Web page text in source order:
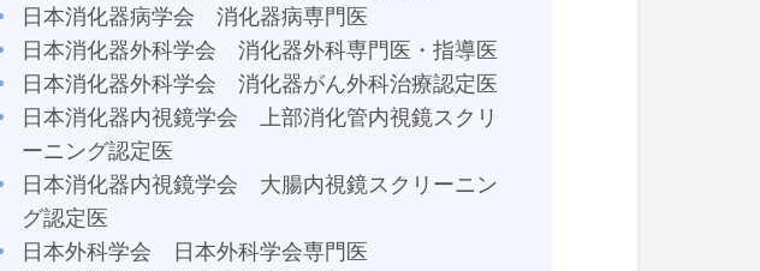
日本消化器病学会 消化器病専門医
日本消化器外科学会 消化器外科専門医・指導医
日本消化器外科学会 消化器がん外科治療認定医
日本消化器内視鏡学会 上部消化管内視鏡スクリ
ーニング認定医
日本消化器内視鏡学会 大腸内視鏡スクリーニン
グ認定医
日本外科学会 日本外科学会専門医